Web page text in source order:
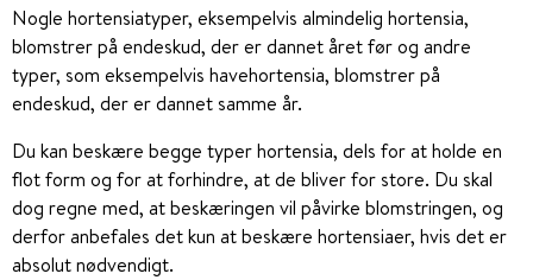
Nogle hortensiatyper, eksempelvis almindelig hortensia,
blomstrer på endeskud, der er dannet året før og andre
typer, som eksempelvis havehortensia, blomstrer på
endeskud, der er dannet samme år.
Du kan beskære begge typer hortensia, dels for at holde en
flot form og for at forhindre, at de bliver for store. Du skal
dog regne med, at beskæringen vil påvirke blomstringen, og
derfor anbefales det kun at beskære hortensiaer, hvis det er
absolut nødvendigt.